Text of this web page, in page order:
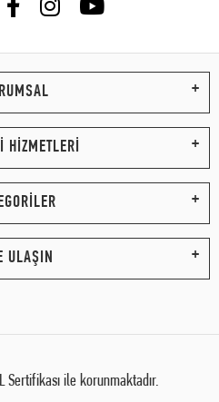
HİZMETLERİ
ULAŞIN
Sertifikası ile korunmaktadır.